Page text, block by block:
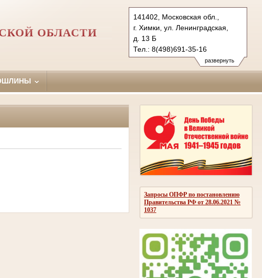
развернуть
141402, Московская обл.,
г. Химки, ул. Ленинградская,
д. 13 Б
Тел.: 8(498)691-35-16
himki.mo@sudrf.ru
ОБЛАСТИ
Запросы ОПФР по постановлению
Правительства РФ от 28.06.2021 №
1037